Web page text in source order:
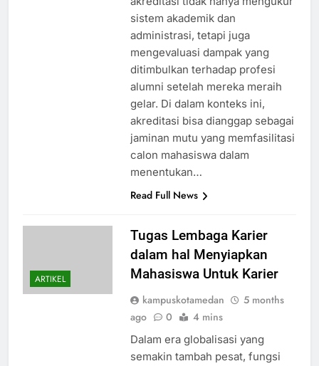
sistem akademik dan
administrasi, tetapi juga
mengevaluasi dampak yang
ditimbulkan terhadap profesi
alumni setelah mereka meraih
gelar. Di dalam konteks ini,
akreditasi bisa dianggap sebagai
jaminan mutu yang memfasilitasi
calon mahasiswa dalam
menentukan…
Read Full News
ARTIKEL
Tugas Lembaga Karier
dalam hal Menyiapkan
Mahasiswa Untuk Karier
kampuskotamedan
5 months
ago
0 4 mins
Dalam era globalisasi yang
semakin tambah pesat, fungsi